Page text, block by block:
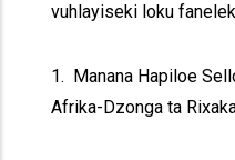
vuhlayiseki loku
1. Manana Hapiloe
Afrika-Dzonga ta